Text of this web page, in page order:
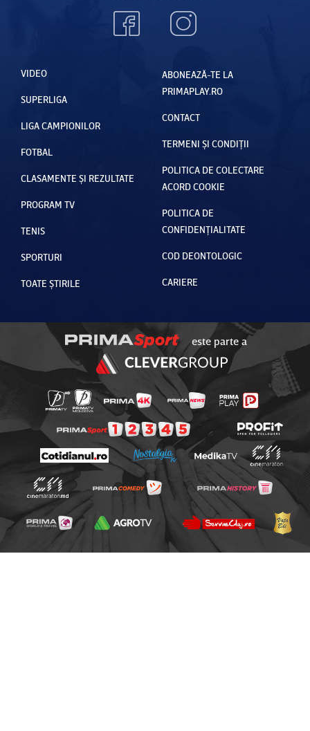
VIDEO
SUPERLIGA
LIGA CAMPIONILOR
FOTBAL
CLASAMENTE ȘI REZULTATE
PROGRAM TV
TENIS
SPORTURI
TOATE ȘTIRILE
ABONEAZĂ-TE LA
PRIMAPLAY.RO
CONTACT
TERMENI ȘI CONDIȚII
POLITICA DE COLECTARE
ACORD COOKIE
POLITICA DE
CONFIDENȚIALITATE
COD DEONTOLOGIC
CARIERE
este parte a